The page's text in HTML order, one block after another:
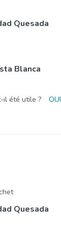
Quesada
Blanca
il été utile ? OUI
Quesada